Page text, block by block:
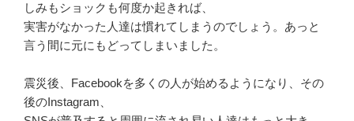
しみもショックも何度か起きれば、
実害がなかった人達は慣れてしまうのでしょう。あっと
言う間に元にもどってしまいました。
震災後、Facebookを多くの人が始めるようになり、その
後のInstagram、